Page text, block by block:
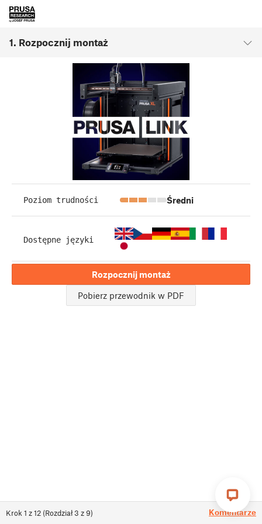
1. Rozpocznij montaż
Krok 1 z12 (Rozdział3 z9) Komentarze
Poziom trudności Średni
Dostępne języki
Rozpocznij montaż
Pobierz przewodnik w PDF